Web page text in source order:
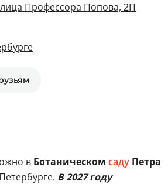
Профессора Попова, 2П
в Ботаническом саду Петра
В 2027 году